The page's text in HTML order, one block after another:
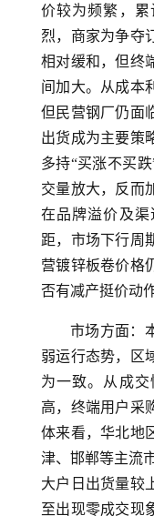
价较为频繁，
烈，商家为争夺
相对缓和，但终
间加大。从成本
但民营钢厂仍面
出货成为主要策
多持“买涨不买
交量放大，反而
在品牌溢价及
距，市场下行周
营镀锌板卷价格
否有减产挺价动作
市场方面：
弱运行态势，区
为一致。从成
高，终端用户采
体来看，华北地
津、邯郸等主流
大户日出货量较
至出现零成交现